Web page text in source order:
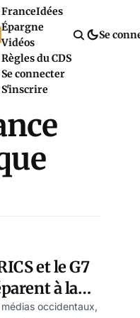
FranceIdées
Épargne
Vidéos
Règles du CDS
Se connecter
S'inscrire
Se
et le G7
à la
par
médias occidentaux,